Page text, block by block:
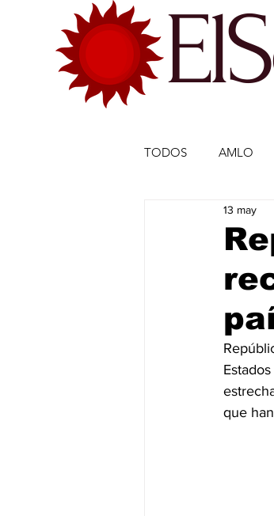
TODOS AMLO
ECONOMÍA
DEPORTES
ESTADOS-
JALISCO-PABLO
13 may
que